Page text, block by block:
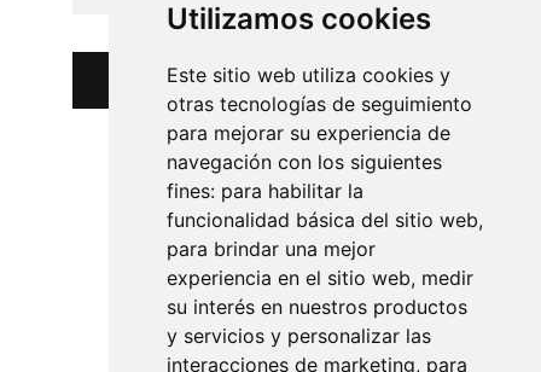
Utilizamos cookies
Este sitio web utiliza cookies y
otras tecnologías de seguimiento
para mejorar su experiencia de
navegación con los siguientes
fines: para habilitar la
funcionalidad básica del sitio web,
para brindar una mejor
experiencia en el sitio web, medir
su interés en nuestros productos
y servicios y personalizar las
interacciones de marketing, para